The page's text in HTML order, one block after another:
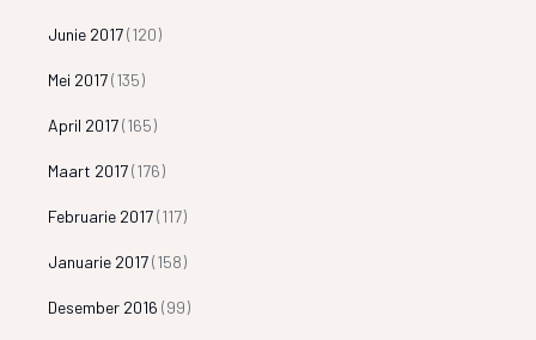
Junie 2017(120)
Mei 2017(135)
April 2017(165)
Maart 2017(176)
Februarie 2017(117)
Januarie 2017(158)
Desember 2016 (99)